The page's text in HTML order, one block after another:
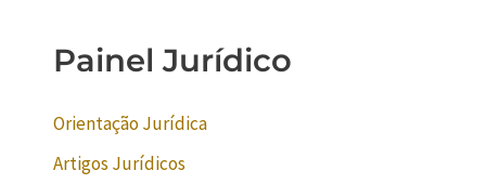
Painel Jurídico
Orientação Jurídica
Artigos Jurídicos